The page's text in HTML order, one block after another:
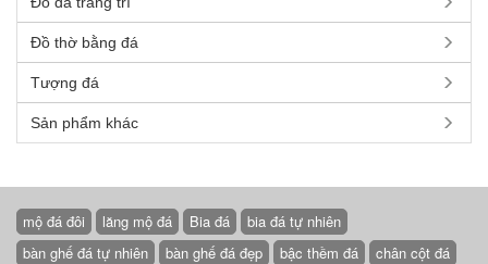
Đồ thờ bằng đá
Tượng đá
Sản phẩm khác
mộ đá đôi lăng mộ đá Bia đá
bia đá tự nhiên
bàn ghế đá tự nhiên
bàn ghế đá đẹp bậc thềm đá
chân cột đá